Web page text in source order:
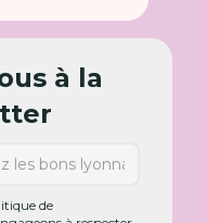
à la
de